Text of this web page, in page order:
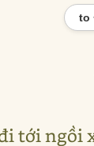
to
tới ngồi